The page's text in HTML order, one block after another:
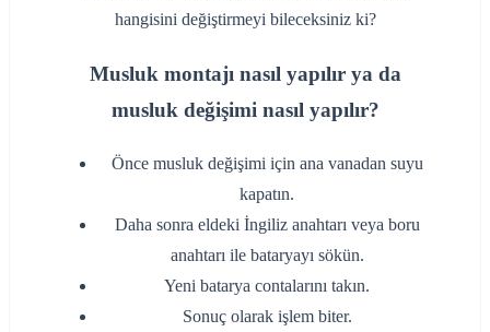
hangisini değiştirmeyi bileceksiniz ki?
Musluk montajı nasıl yapılır ya da
musluk değişimi nasıl yapılır?
‌Önce musluk değişimi için ana vanadan suyu
kapatın.
‌Daha sonra eldeki İngiliz anahtarı veya boru
anahtarı ile bataryayı sökün.
‌Yeni batarya contalarını takın.
‌Sonuç olarak işlem biter.